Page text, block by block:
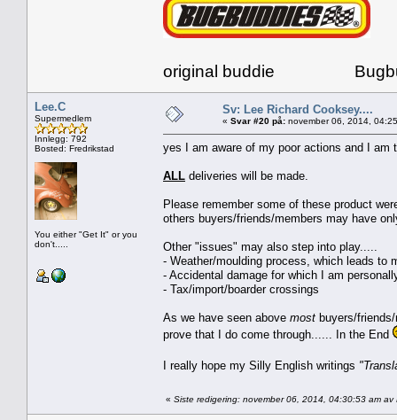
original buddie
Lee.C
Supermedlem
Innlegg: 792
Bosted: Fredrikstad
You either "Get It" or you
don't.....
Sv: Lee Richard Cooksey....
« Svar #20 på: november 06, 2014,
yes I am aware of my poor actions and I am
ALL deliveries will be made.
Please remember some of these product
others buyers/friends/members may have
Other "issues" may also step into play.....
- Weather/moulding process, which leads to
- Accidental damage for which I am
- Tax/import/boarder crossings
As we have seen above most buyers/
prove that I do come through...... In the End
I really hope my Silly English writings
« Siste redigering: november 06, 2014, 04:30:53 am av